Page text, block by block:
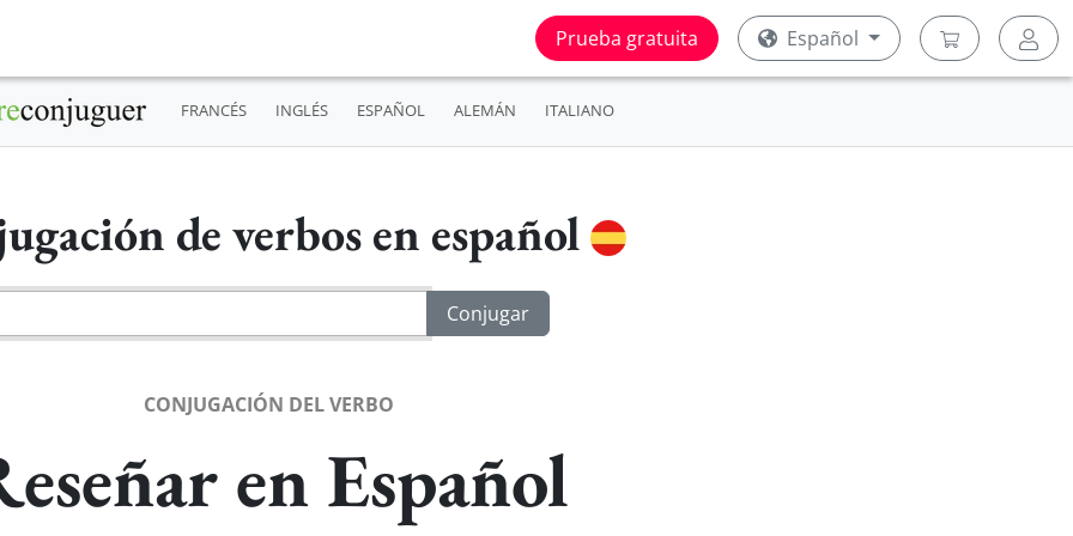
Prueba gratuita Español
FRANCÉS INGLÉS ESPAÑOL ALEMÁN ITALIANO
de verbos en español
CONJUGACIÓN DEL VERBO
en Español